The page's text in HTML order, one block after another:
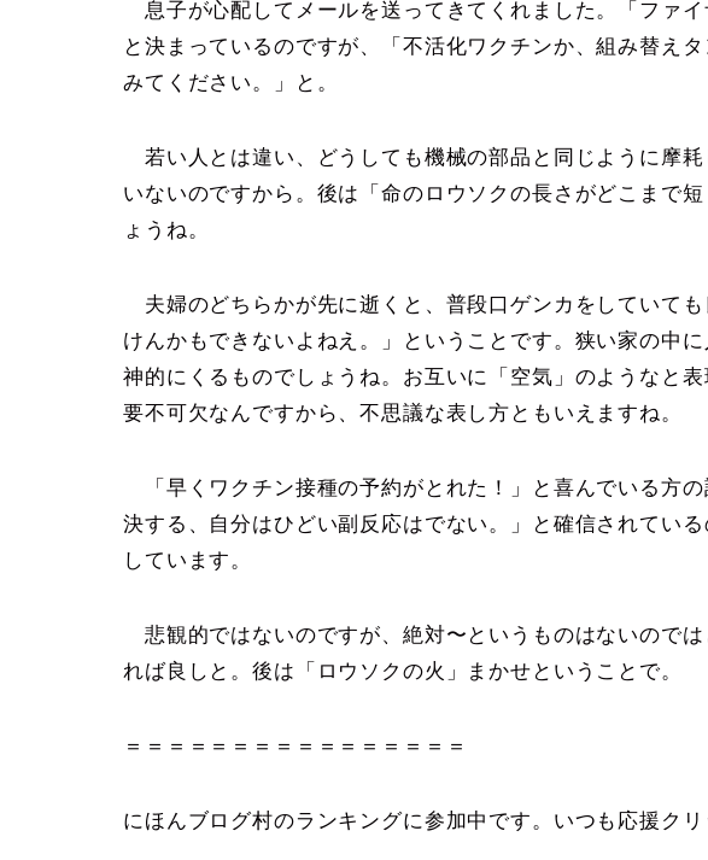
息子が心配してメールを送ってきてくれました。「ファ
と決まっているのですが、「不活化ワクチンか、組み替え
みてください。」と。
若い人とは違い、どうしても機械の部品と同じように摩
いないのですから。後は「命のロウソクの長さがどこまで
ょうね。
夫婦のどちらかが先に逝くと、普段口ゲンカをしていて
けんかもできないよねえ。」ということです。狭い家の中
神的にくるものでしょうね。お互いに「空気」のようなと
要不可欠なんですから、不思議な表し方ともいえますね。
「早くワクチン接種の予約がとれた！」と喜んでいる方
決する、自分はひどい副反応はでない。」と確信されてい
しています。
悲観的ではないのですが、絶対〜というものはないので
れば良しと。後は「ロウソクの火」まかせということで。
＝＝＝＝＝＝＝＝＝＝＝＝＝＝＝＝
にほんブログ村のランキングに参加中です。いつも応援ク